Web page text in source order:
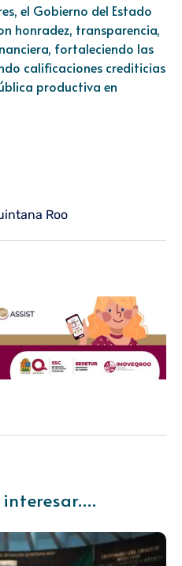
el Gobierno del Estado
honradez, transparencia,
fortaleciendo las
calificaciones crediticias
productiva en
Roo